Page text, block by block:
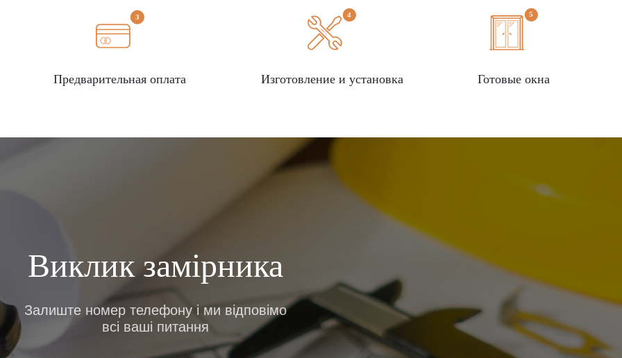
Предварительная оплата Изготовление и установка Готовые окна
Виклик замірника
Залиште номер телефону і ми відповімо
всі ваші питання